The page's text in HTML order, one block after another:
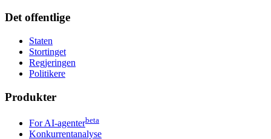
Det offentlige
Staten
Stortinget
Regjeringen
Politikere
Produkter
For AI-agenterbeta
Konkurrentanalyse